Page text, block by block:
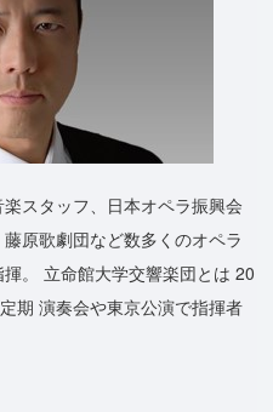
スタッフ、日本オペラ振興会
原歌劇団など数多くのオペラ
。 立命館大学交響楽団とは 20
期 演奏会や東京公演で指揮者